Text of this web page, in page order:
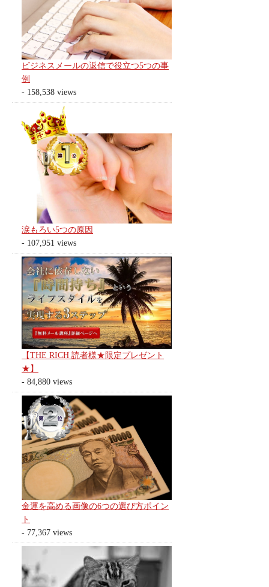
ビジネスメールの返信で役立つ5つの事
例
- 158,538 views
涙もろい5つの原因
- 107,951 views
【THE RICH 読者様★限定プレゼント
★】
- 84,880 views
金運を高める画像の6つの選び方ポイン
ト
- 77,367 views